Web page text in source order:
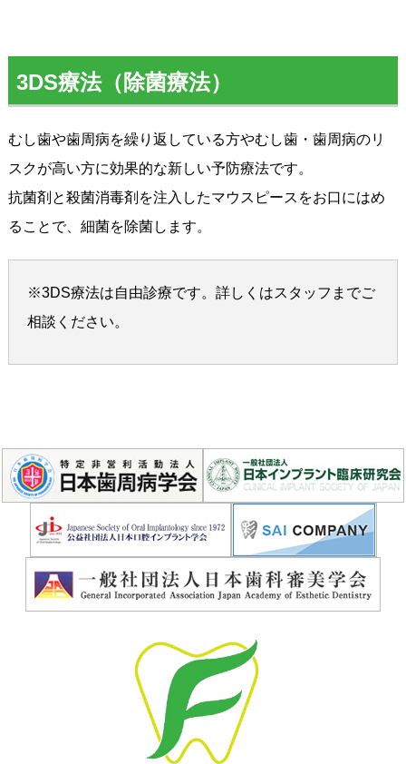
3DS療法（除菌療法）
むし歯や歯周病を繰り返している方やむし歯・歯周病のリ
スクが高い方に効果的な新しい予防療法です。
抗菌剤と殺菌消毒剤を注入したマウスピースをお口にはめ
ることで、細菌を除菌します。
※3DS療法は自由診療です。詳しくはスタッフまでご
相談ください。